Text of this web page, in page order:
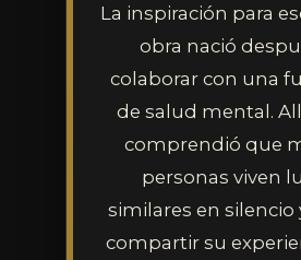
La inspiración para
obra nació
colaborar con una
de salud mental.
comprendió que
personas viven
similares en silencio
compartir su